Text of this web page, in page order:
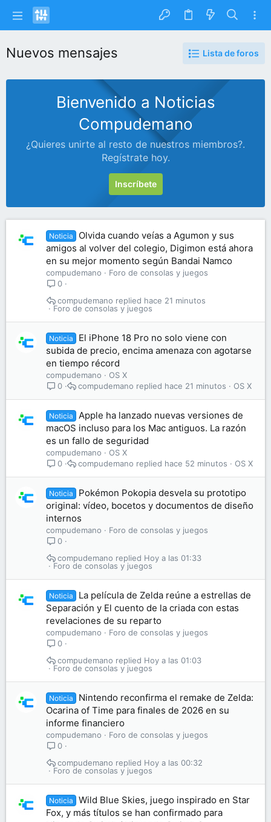
Nuevos mensajes Lista de foros
Bienvenido a Noticias
Compudemano
¿Quieres unirte al resto de nuestros miembros?.
Regístrate hoy.
Inscríbete
Noticia
Olvida cuando veías a Agumon y sus
amigos al volver del colegio, Digimon está ahora
en su mejor momento según Bandai Namco
compudemano
Foro de consolas y juegos
0
Foro de consolas y juegos
hace 21 minutos
compudemano
Noticia
El iPhone 18 Pro no solo viene con
subida de precio, encima amenaza con agotarse
en tiempo récord
compudemano
OS X
0
OS X
hace 21 minutos
compudemano
Noticia
Apple ha lanzado nuevas versiones de
macOS incluso para los Mac antiguos. La razón
es un fallo de seguridad
compudemano
OS X
0
OS X
hace 52 minutos
compudemano
Noticia
Pokémon Pokopia desvela su prototipo
original: vídeo, bocetos y documentos de diseño
internos
compudemano
Foro de consolas y juegos
0
Foro de consolas y juegos
Hoy a las 01:33
compudemano
Noticia
La película de Zelda reúne a estrellas de
Separación y El cuento de la criada con estas
revelaciones de su reparto
compudemano
Foro de consolas y juegos
0
Foro de consolas y juegos
Hoy a las 01:03
compudemano
Noticia
Nintendo reconfirma el remake de Zelda:
Ocarina of Time para finales de 2026 en su
informe financiero
compudemano
Foro de consolas y juegos
0
Foro de consolas y juegos
Hoy a las 00:32
compudemano
Noticia
Wild Blue Skies, juego inspirado en Star
Fox, y más títulos se han confirmado para